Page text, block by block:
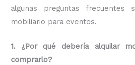
algunas preguntas frecuentes
mobiliario para eventos.
1. ¿Por qué debería alquilar
comprarlo?